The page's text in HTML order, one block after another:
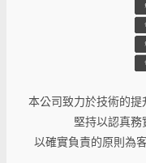
本公司致力於技術的提
堅持以認真務
以確實負責的原則為